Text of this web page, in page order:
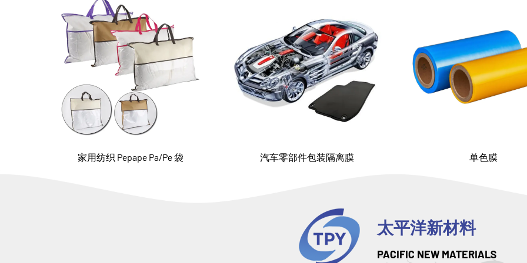
家用纺织 Pepape Pa/Pe 袋 汽车零部件包装隔离膜 单色膜
太平洋新材料
PACIFIC NEW MATERIALS